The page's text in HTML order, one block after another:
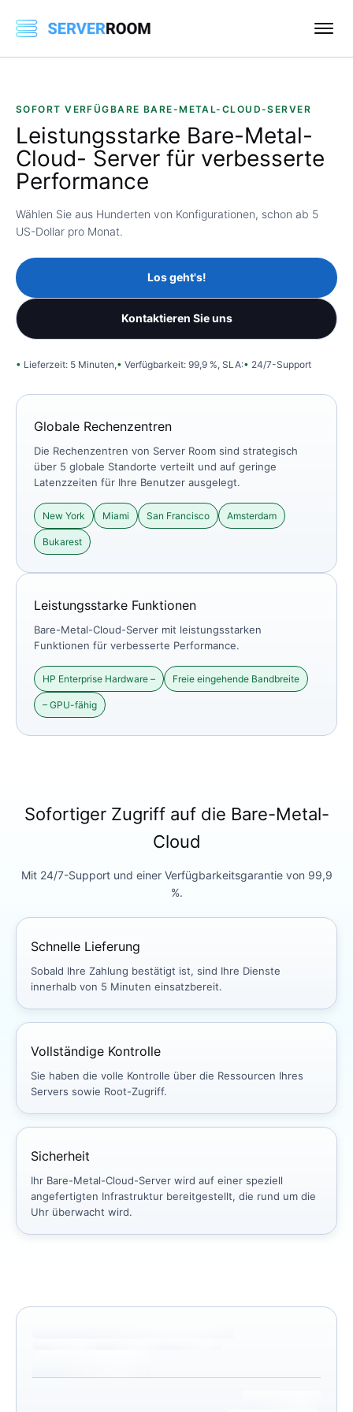
SOFORT VERFÜGBARE BARE-METAL-CLOUD-SERVER
Leistungsstarke Bare-Metal-
Cloud- Server für verbesserte
Performance
Wählen Sie aus Hunderten von Konfigurationen, schon ab 5
US-Dollar pro Monat.
Los geht's!
Kontaktieren Sie uns
Lieferzeit: 5 Minuten, Verfügbarkeit: 99,9 %, SLA: 24/7-Support
Globale Rechenzentren
Die Rechenzentren von Server Room sind strategisch
über 5 globale Standorte verteilt und auf geringe
Latenzzeiten für Ihre Benutzer ausgelegt.
New York Miami San Francisco Amsterdam
Bukarest
Leistungsstarke Funktionen
Bare-Metal-Cloud-Server mit leistungsstarken
Funktionen für verbesserte Performance.
HP Enterprise Hardware – Freie eingehende Bandbreite
– GPU-fähig
Sofortiger Zugriff auf die Bare-Metal-
Cloud
Mit 24/7-Support und einer Verfügbarkeitsgarantie von 99,9
%.
Schnelle Lieferung
Sobald Ihre Zahlung bestätigt ist, sind Ihre Dienste
innerhalb von 5 Minuten einsatzbereit.
Vollständige Kontrolle
Sie haben die volle Kontrolle über die Ressourcen Ihres
Servers sowie Root-Zugriff.
Sicherheit
Ihr Bare-Metal-Cloud-Server wird auf einer speziell
angefertigten Infrastruktur bereitgestellt, die rund um die
Uhr überwacht wird.